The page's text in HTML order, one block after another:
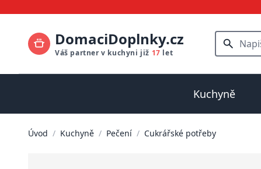
DomaciDoplnky.cz
Váš partner v kuchyni již 17 let
Kuchyně
Úvod / Kuchyně / Pečení / Cukrářské potřeby